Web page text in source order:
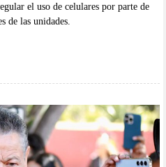
el uso de celulares por parte de
de las unidades.